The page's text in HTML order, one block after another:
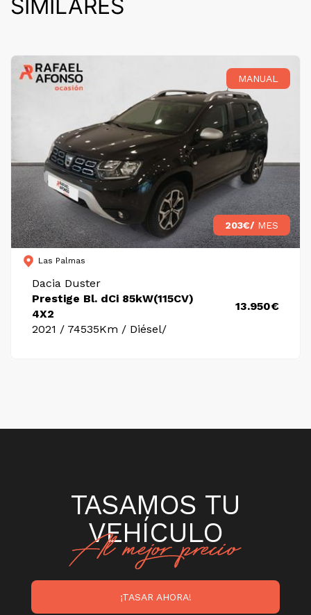
SIMILARES
MANUAL
203€/ MES
Las Palmas
Dacia Duster
Prestige Bl. dCi 85kW(115CV)
4X2
2021 / 74535Km / Diésel/
13.950€
TASAMOS TU
VEHÍCULO
¡TASAR AHORA!